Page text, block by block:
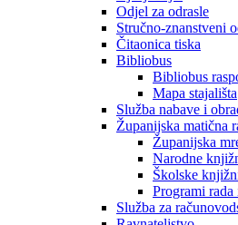
Odjel za odrasle
Stručno-znanstveni
Čitaonica tiska
Bibliobus
Bibliobus
Mapa stajališta
Služba nabave i
Županijska matična
Županijska
Narodne
Školske
Programi
Služba za